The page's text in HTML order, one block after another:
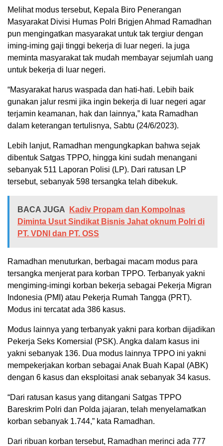
Melihat modus tersebut, Kepala Biro Penerangan
Masyarakat Divisi Humas Polri Brigjen Ahmad Ramadhan
pun mengingatkan masyarakat untuk tak tergiur dengan
iming-iming gaji tinggi bekerja di luar negeri. Ia juga
meminta masyarakat tak mudah membayar sejumlah uang
untuk bekerja di luar negeri.
“Masyarakat harus waspada dan hati-hati. Lebih baik
gunakan jalur resmi jika ingin bekerja di luar negeri agar
terjamin keamanan, hak dan lainnya,” kata Ramadhan
dalam keterangan tertulisnya, Sabtu (24/6/2023).
Lebih lanjut, Ramadhan mengungkapkan bahwa sejak
dibentuk Satgas TPPO, hingga kini sudah menangani
sebanyak 511 Laporan Polisi (LP). Dari ratusan LP
tersebut, sebanyak 598 tersangka telah dibekuk.
BACA JUGA
Kadiv Propam dan Kompolnas
Diminta Usut Sindikat Bisnis Jahat oknum Polri di
PT. VDNI dan PT. OSS
Ramadhan menuturkan, berbagai macam modus para
tersangka menjerat para korban TPPO. Terbanyak yakni
mengiming-imingi korban bekerja sebagai Pekerja Migran
Indonesia (PMI) atau Pekerja Rumah Tangga (PRT).
Modus ini tercatat ada 386 kasus.
Modus lainnya yang terbanyak yakni para korban dijadikan
Pekerja Seks Komersial (PSK). Angka dalam kasus ini
yakni sebanyak 136. Dua modus lainnya TPPO ini yakni
mempekerjakan korban sebagai Anak Buah Kapal (ABK)
dengan 6 kasus dan eksploitasi anak sebanyak 34 kasus.
“Dari ratusan kasus yang ditangani Satgas TPPO
Bareskrim Polri dan Polda jajaran, telah menyelamatkan
korban sebanyak 1.744,” kata Ramadhan.
Dari ribuan korban tersebut, Ramadhan merinci ada 777